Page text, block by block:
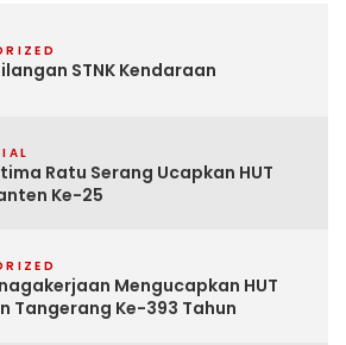
Kehilangan STNK Kendaraan
Ratu Serang Ucapkan HUT
Ke-25
Mengucapkan HUT
Tangerang Ke-393 Tahun